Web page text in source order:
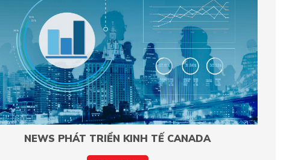
NEWS PHÁT TRIỂN KINH TẾ CANADA